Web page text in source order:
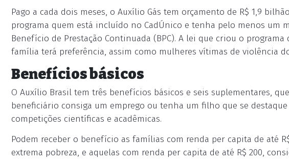
Pago a cada dois meses, o Auxílio Gás tem orçamento de R$ 1,9
programa quem está incluído no CadÚnico e tenha pelo menos um
Benefício de Prestação Continuada (BPC). A lei que criou o
família terá preferência, assim como mulheres vítimas de violência
Benefícios básicos
O Auxílio Brasil tem três benefícios básicos e seis suplementares,
beneficiário consiga um emprego ou tenha um filho que se
competições científicas e acadêmicas.
Podem receber o benefício as famílias com renda per capita de até
extrema pobreza, e aquelas com renda per capita de até R$ 200,